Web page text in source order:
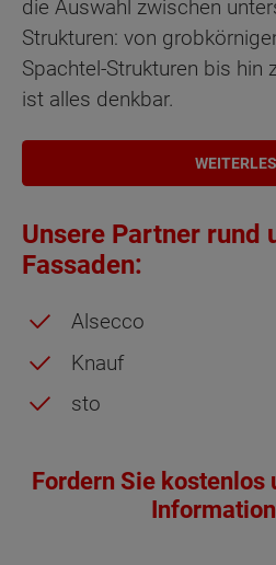
die Auswahl zwischen
Strukturen: von
Spachtel-Strukturen bis hin
ist alles denkbar.
Unsere Partner rund
Fassaden:
Alsecco
Knauf
sto
Fordern Sie kostenlos